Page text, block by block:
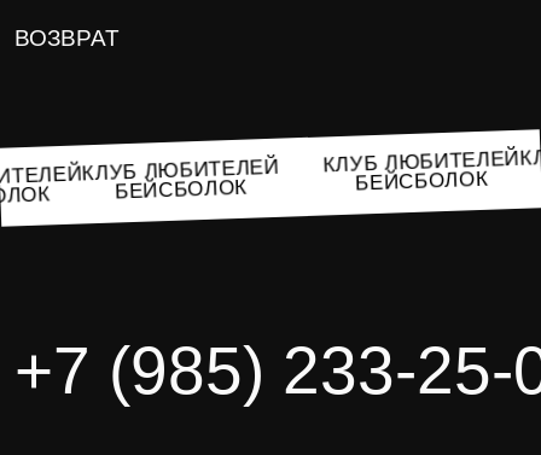
ВОЗВРАТ
КЛУБ ЛЮБИТЕЛЕЙ
БЕЙСБОЛОК
КЛУБ ЛЮБИТЕЛЕЙ
БЕЙСБОЛОК
+7 (985) 233-25-